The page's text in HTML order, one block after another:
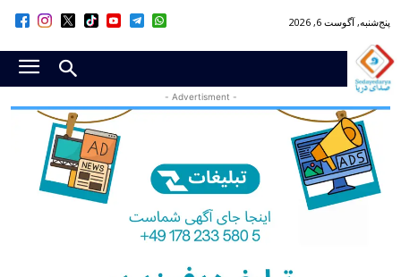
پنج‌شنبه, آگوست 6, 2026
- Advertisment -